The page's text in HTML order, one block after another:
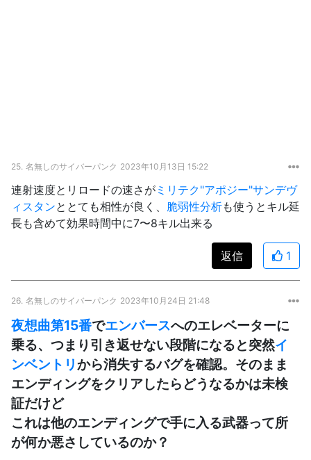
25. 名無しのサイバーパンク 2023年10月13日 15:22
連射速度とリロードの速さが ミリテク"アポジー"サンデヴ
ィスタンととても相性が良く、 脆弱性分析も使うとキル延
長も含めて効果時間中に7〜8キル出来る
返信 1
26. 名無しのサイバーパンク 2023年10月24日 21:48
夜想曲第15番でエンバースへのエレベーターに
乗る、つまり引き返せない段階になると突然イ
ンベントリから消失するバグを確認。そのまま
エンディングをクリアしたらどうなるかは未検
証だけど
これは他のエンディングで手に入る武器って所
が何か悪さしているのか？